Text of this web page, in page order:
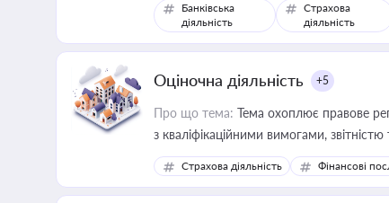
Банківська
діяльність
Страхова
діяльність
Оціночна діяльність +5
Про що тема: Тема охоплює правове
з кваліфікаційними вимогами,
медійних змін у цій сфері корисне для
приватизації, оренди державного
Страхова діяльність Фінансові